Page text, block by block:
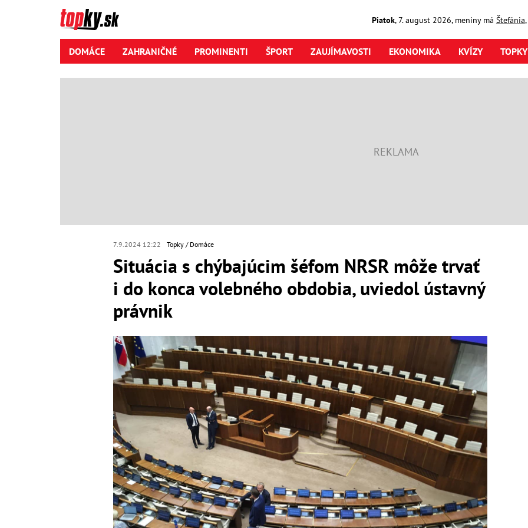
Piatok,7. august2026, meniny má Štefánia
DOMÁCE ZAHRANIČNÉ PROMINENTI ŠPORT ZAUJÍMAVOSTI EKONOMIKA KVÍZY
7.9.2024 12:22 Topky Domáce
Situácia s chýbajúcim šéfom NRSR môže trvať
i do konca volebného obdobia, uviedol ústavný
právnik